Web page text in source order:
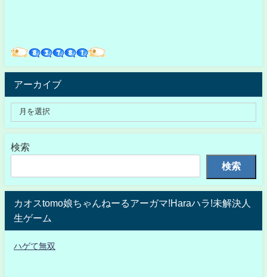
アーカイブ
検索
検索
カオスtomo娘ちゃんねーるアーガマ!Haraハラ!未解決人
生ゲーム
ハゲて無双